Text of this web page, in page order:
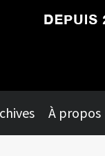
À propos